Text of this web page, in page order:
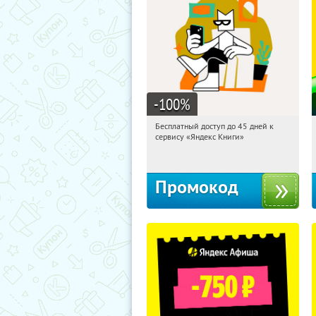
-100%
01:18:09
Получи первым!
Бесплатный доступ до 45 дней к
сервису «Яндекс Книги»
Промокод